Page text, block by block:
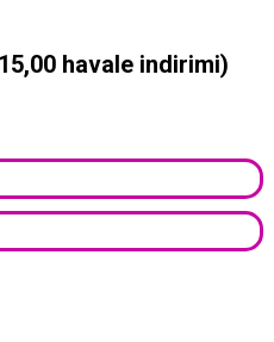
havale indirimi)